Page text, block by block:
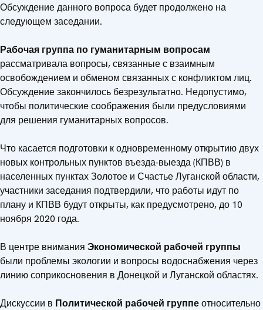
Обсуждение данного вопроса будет продолжено на
следующем заседании.
Рабочая группа по гуманитарным вопросам
рассматривала вопросы, связанные с взаимным
освобождением и обменом связанных с конфликтом лиц.
Обсуждение закончилось безрезультатно. Недопустимо,
чтобы политические соображения были предусловиями
для решения гуманитарных вопросов.
Что касается подготовки к одновременному открытию двух
новых контрольных пунктов въезда-выезда (КПВВ) в
населенных пунктах Золотое и Счастье Луганской области,
участники заседания подтвердили, что работы идут по
плану и КПВВ будут открыты, как предусмотрено, до 10
ноября 2020 года.
В центре внимания Экономической рабочей группы
были проблемы экологии и вопросы водоснабжения через
линию соприкосновения в Донецкой и Луганской областях.
Дискуссии в Политической рабочей группеотносительно